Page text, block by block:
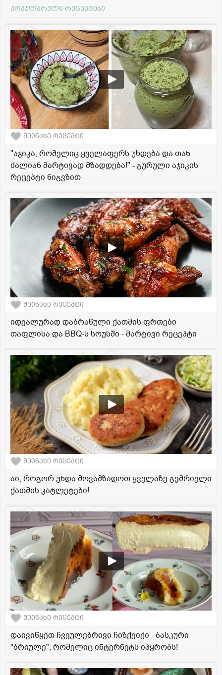
პოპულარული რეცეპტები
შეინახე რეცეპტი
"აჯიკა, რომელიც ყველაფერს უხდება და თან
ძალიან მარტივად მზადდება!" - გურული აჯიკის
რეცეპტი ნიგვზით
შეინახე რეცეპტი
იდეალურად დაბრაწული ქათმის ფრთები
თაფლისა და BBQ-ს სოუსში - მარტივი რეცეპტი
შეინახე რეცეპტი
აი, როგორ უნდა მოვამზადოთ ყველაზე გემრიელი
ქათმის კატლეტები!
შეინახე რეცეპტი
დაივიწყეთ ჩვეულებრივი ჩიზქეიქი - ბასკური
"ბრიულე", რომელიც ინტერნეტს იპყრობს!